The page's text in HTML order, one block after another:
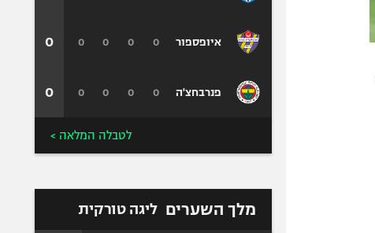
איופספור
פנרבחצ'ה
0
0
0
0
0
0
0
0
0
0
לטבלה המלאה >
מלך השערים ליגה טורקית